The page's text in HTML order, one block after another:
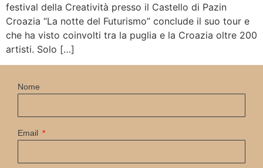
festival della Creatività presso il Castello di Pazin
Croazia “La notte del Futurismo” conclude il suo tour e
che ha visto coinvolti tra la puglia e la Croazia oltre 200
artisti. Solo […]
Nome
Email